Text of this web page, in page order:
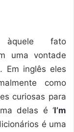
fato
uma vontade
Em inglês eles
como
curiosas para
delas é ‘I’m
é uma